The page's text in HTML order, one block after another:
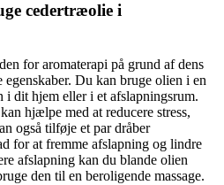
cedertræolie i
for aromaterapi på grund af dens
egenskaber. Du kan bruge olien i en
i dit hjem eller i et afslapningsrum.
hjælpe med at reducere stress,
også tilføje et par dråber
for at fremme afslapning og lindre
afslapning kan du blande olien
den til en beroligende massage.